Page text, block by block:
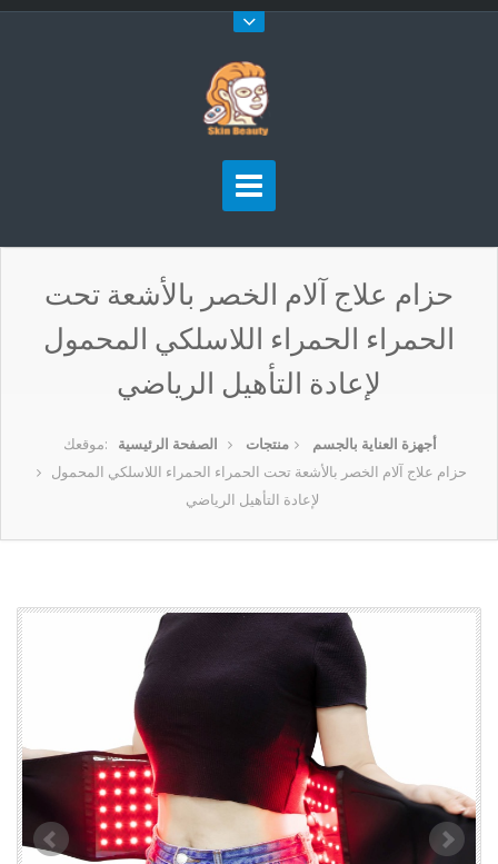
حزام علاج آلام الخصر بالأشعة تحت
الحمراء الحمراء اللاسلكي المحمول
لإعادة التأهيل الرياضي
موقعك: الصفحة الرئيسية منتجات
أجهزة العناية بالجسم
حزام علاج آلام الخصر بالأشعة تحت الحمراء الحمراء اللاسلكي المحمول
لإعادة التأهيل الرياضي